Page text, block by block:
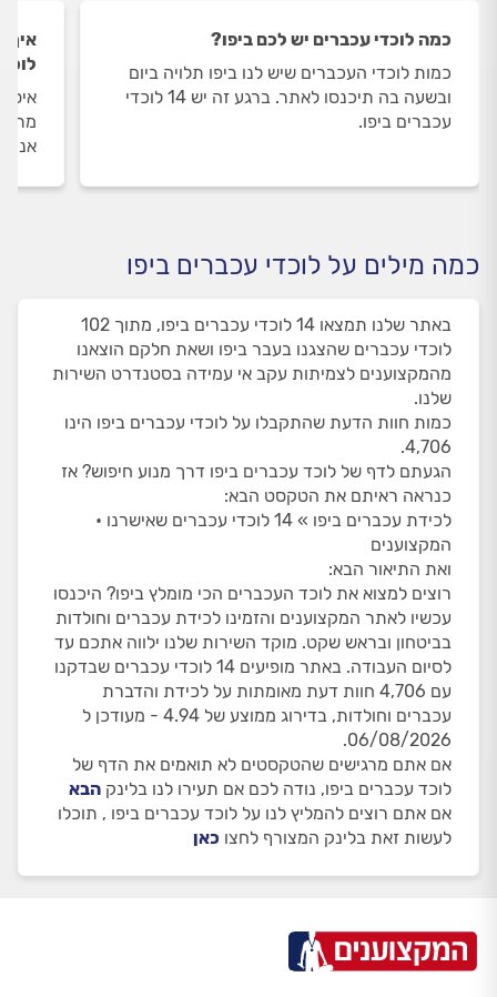
כמה לוכדי עכברים יש לכם ביפו?
כמות לוכדי העכברים שיש לנו ביפו תלויה ביום
ובשעה בה תיכנסו לאתר. ברגע זה יש 14 לוכדי
עכברים ביפו.
איך
אנו
כמה מילים על לוכדי עכברים ביפו
באתר שלנו תמצאו 14 לוכדי עכברים ביפו, מתוך 102
לוכדי עכברים שהצגנו בעבר ביפו ושאת חלקם הוצאנו
מהמקצוענים לצמיתות עקב אי עמידה בסטנדרט השירות
שלנו.
כמות חוות הדעת שהתקבלו על לוכדי עכברים ביפו הינו
4,706.
הגעתם לדף של לוכד עכברים ביפו דרך מנוע חיפוש? אז
כנראה ראיתם את הטקסט הבא:
לכידת עכברים ביפו » 14 לוכדי עכברים שאישרנו •
המקצוענים
ואת התיאור הבא:
רוצים למצוא את לוכד העכברים הכי מומלץ ביפו? היכנסו
עכשיו לאתר המקצוענים והזמינו לכידת עכברים וחולדות
בביטחון ובראש שקט. מוקד השירות שלנו ילווה אתכם עד
לסיום העבודה. באתר מופיעים 14 לוכדי עכברים שבדקנו
עם 4,706 חוות דעת מאומתות על לכידת והדברת
עכברים וחולדות, בדירוג ממוצע של 4.94 - מעודכן ל
06/08/2026.
אם אתם מרגישים שהטקסטים לא תואמים את הדף של
לוכד עכברים ביפו, נודה לכם אם תעירו לנו בלינק הבא
אם אתם רוצים להמליץ לנו על לוכד עכברים ביפו , תוכלו
לעשות זאת בלינק המצורף לחצו כאן